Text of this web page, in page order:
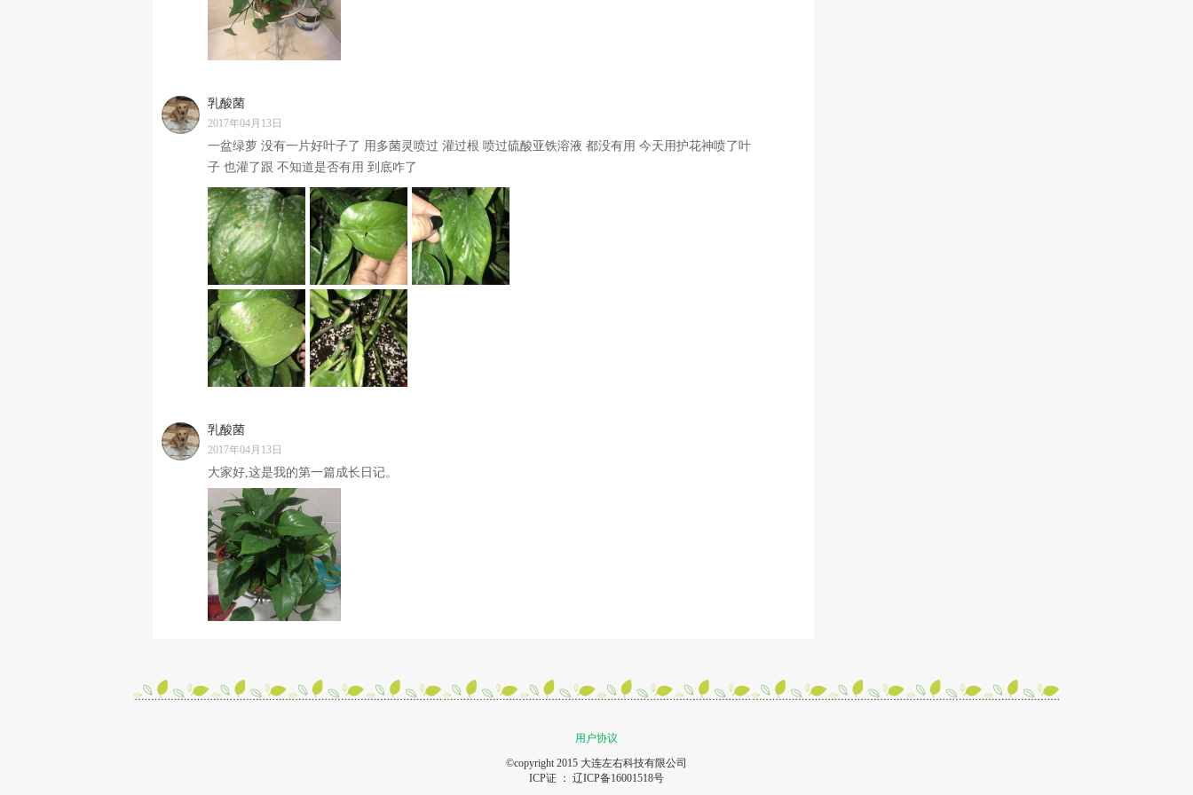
乳酸菌
2017年04月13日
一盆绿萝 没有一片好叶子了 用多菌灵喷过 灌过根 喷过硫酸亚铁溶液 都没有用 今天用护花神喷了叶
子 也灌了跟 不知道是否有用 到底咋了
乳酸菌
2017年04月13日
大家好,这是我的第一篇成长日记。
用户协议
©copyright 2015 大连左右科技有限公司
ICP证 ： 辽ICP备16001518号